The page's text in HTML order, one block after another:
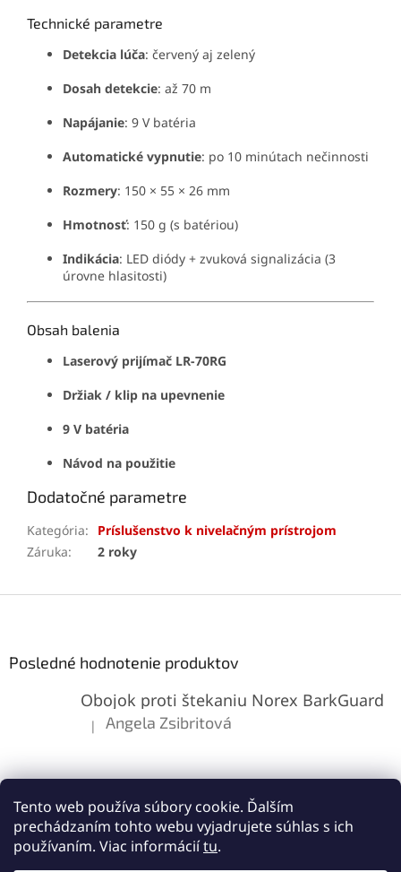
Tento web používa súbory cookie. Ďalším
prechádzaním tohto webu vyjadrujete súhlas s ich
používaním. Viac informáciítu.
Technické parametre
Detekcia lúča: červený aj zelený
Dosah detekcie: až 70 m
Napájanie: 9 V batéria
Automatické vypnutie: po 10 minútach nečinnosti
Rozmery: 150 × 55 × 26 mm
Hmotnosť: 150 g (s batériou)
Indikácia: LED diódy + zvuková signalizácia (3
úrovne hlasitosti)
Obsah balenia
Laserový prijímač LR-70RG
Držiak / klip na upevnenie
9 V batéria
Návod na použitie
Dodatočné parametre
Kategória:
Príslušenstvo k nivelačným prístrojom
Záruka: 2 roky
Posledné hodnotenie produktov
Obojok proti štekaniu Norex BarkGuard
Hodnotenie produktu je 5 z 5 hviezdičiek.
| Angela Zsibritová